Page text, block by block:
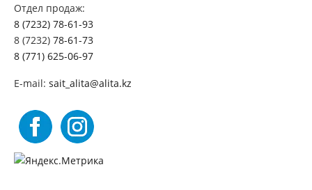
Отдел продаж:
8 (7232) 78-61-93
8 (7232) 78-61-73
8 (771) 625-06-97
E-mail: sait_alita@alita.kz